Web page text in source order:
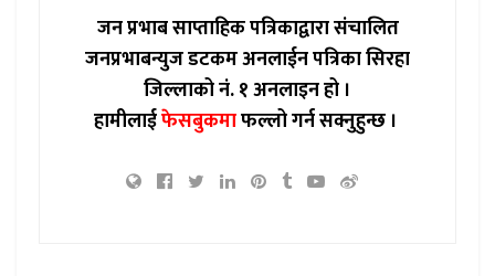
जन प्रभाब साप्ताहिक पत्रिकाद्वारा संचालित
जनप्रभाबन्युज डटकम अनलाईन पत्रिका सिरहा
जिल्लाको नं. १ अनलाइन हो ।
हामीलाईफेसबुकमाफल्लो गर्न सक्नुहुन्छ ।